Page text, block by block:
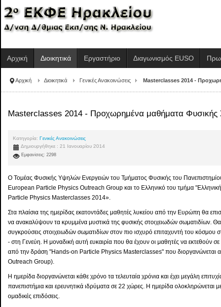
Αρχική Διοικητικά Εργαστήριο Διαγωνισμός EUSO
Αρχική Διοικητικά Γενικές Ανακοινώσεις Masterclasses 2014 -
Masterclasses 2014 - Προχωρημένα μαθήματα Φυσικής
Κατηγορία:Γενικές Ανακοινώσεις
Δημιουργήθηκε : 21 Ιανουαρίου 2014
Εμφανίσεις: 2298
Ο Τομέας Φυσικής Υψηλών Ενεργειών του Τμήματος Φυσικής του
European Particle Physics Outreach Group και το Ελληνικό του τμήμα
Particle Physics Masterclasses 2014».
Στα πλαίσια της ημερίδας εκατοντάδες μαθητές λυκείου από την Ευρώπη θα
να ανακαλύψουν τα κρυμμένα μυστικά της φυσικής στοιχειωδών σωματιδίων.
συγκρούσεις στοιχειωδών σωματιδίων στον πιο ισχυρό επιταχυντή του
- στη Γενεύη. Η μοναδική αυτή ευκαιρία που θα έχουν οι μαθητές να εκτεθούν
από την δράση "Hands-on Particle Physics Masterclasses" που
Outreach Group).
Η ημερίδα διοργανώνεται κάθε χρόνο τα τελευταία χρόνια και έχει μεγάλη
πανεπιστήμια και ερευνητικά ιδρύματα σε 22 χώρες. Η ημερίδα ολοκληρώνεται
ομαδικές επιδόσεις.